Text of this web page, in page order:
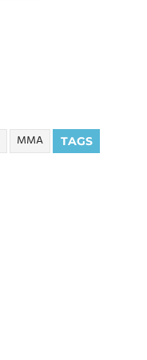
TAGS
MMA